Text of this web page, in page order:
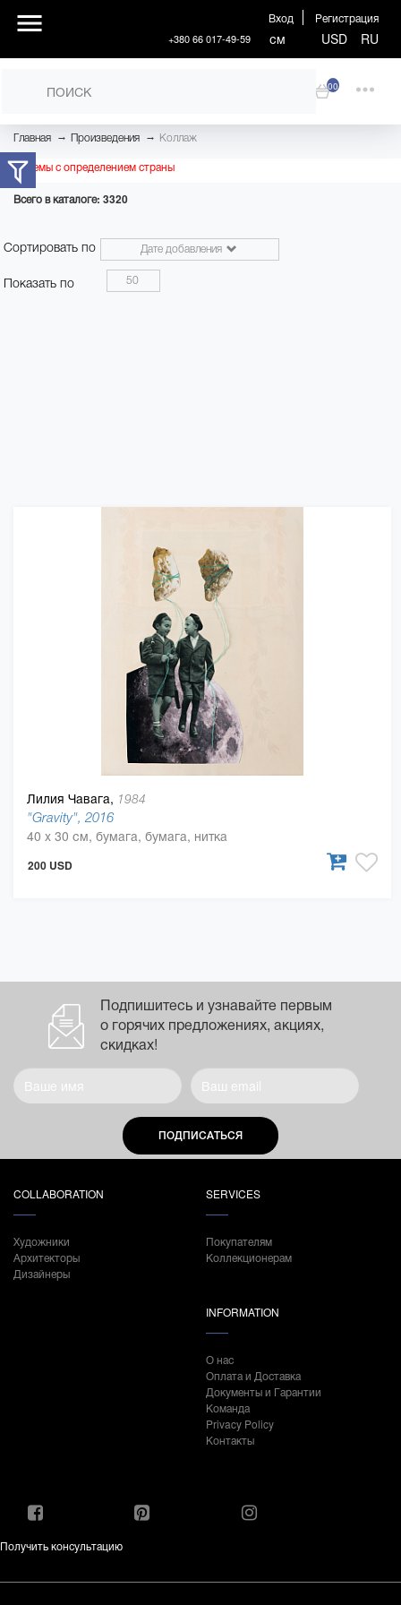
Вход Регистрация
+380 66 017-49-59 см USD RU
00
Главная → Произведения → Коллаж
Проблемы с определением страны
Всего в каталоге: 3320
Сортировать по Дате добавления
Показать по 50
Лилия Чавага, 1984
"Gravity", 2016
40 x 30 см, бумага, бумага, нитка
200 USD
Подпишитесь и узнавайте первым
о горячих предложениях, акциях,
скидках!
ПОДПИСАТЬСЯ
COLLABORATION
Художники
Архитекторы
Дизайнеры
SERVICES
Покупателям
Коллекционерам
INFORMATION
О нас
Оплата и Доставка
Документы и Гарантии
Команда
Privacy Policy
Контакты
Получить консультацию